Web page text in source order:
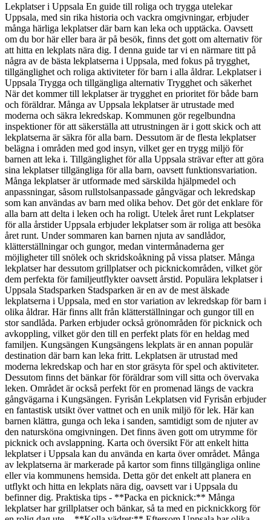
Lekplatser i Uppsala En guide till roliga och trygga utelekar
Uppsala, med sin rika historia och vackra omgivningar, erbjuder
många härliga lekplatser där barn kan leka och upptäcka. Oavsett
om du bor här eller bara är på besök, finns det gott om alternativ för
att hitta en lekplats nära dig. I denna guide tar vi en närmare titt på
några av de bästa lekplatserna i Uppsala, med fokus på trygghet,
tillgänglighet och roliga aktiviteter för barn i alla åldrar. Lekplatser i
Uppsala Trygga och tillgängliga alternativ Trygghet och säkerhet
När det kommer till lekplatser är trygghet en prioritet för både barn
och föräldrar. Många av Uppsala lekplatser är utrustade med
moderna och säkra lekredskap. Kommunen gör regelbundna
inspektioner för att säkerställa att utrustningen är i gott skick och att
lekplatserna är säkra för alla barn. Dessutom är de flesta lekplatser
belägna i områden med god insyn, vilket ger en trygg miljö för
barnen att leka i. Tillgänglighet för alla Uppsala strävar efter att göra
sina lekplatser tillgängliga för alla barn, oavsett funktionsvariation.
Många lekplatser är utformade med särskilda hjälpmedel och
anpassningar, såsom rullstolsanpassade gångvägar och lekredskap
som kan användas av barn med olika behov. Det gör det enklare för
alla barn att delta i leken och ha roligt. Utelek året runt Lekplatser
för alla årstider Uppsala erbjuder lekplatser som är roliga att besöka
året runt. Under sommaren kan barnen njuta av sandlådor,
klätterställningar och gungor, medan vintermånaderna ger
möjligheter till snölek och skridskoåkning på vissa platser. Många
lekplatser har dessutom grillplatser och picknickområden, vilket gör
dem perfekta för familjeutflykter oavsett årstid. Populära lekplatser i
Uppsala Stadsparken Stadsparken är en av de mest älskade
lekplatserna i Uppsala, med en stor variation av lekredskap för barn i
olika åldrar. Här finns allt från klätterställningar och gungor till en
stor sandlåda. Parken erbjuder också grönområden för picknick och
avkoppling, vilket gör den till en perfekt plats för en heldag med
familjen. Kungsängen Kungsängens lekplats är en annan populär
destination där barn kan leka fritt. Lekplatsen är utrustad med
moderna lekredskap och har en stor gräsyta för spel och aktiviteter.
Dessutom finns det bänkar för föräldrar som vill sitta och övervaka
leken. Området är också perfekt för en promenad längs de vackra
gångvägarna i Kungsängen. Fyrisån Lekplatsen vid Fyrisån erbjuder
en fantastisk utsikt över vattnet och en unik miljö för lek. Här kan
barnen klättra, gunga och leka i sanden, samtidigt som de njuter av
den natursköna omgivningen. Det finns även gott om utrymme för
picknick och avslappning. Karta och översikt För att enkelt hitta
lekplatser i Uppsala kan du använda en karta över området. Många
av lekplatserna är markerade på kartor som finns tillgängliga online
eller via kommunens hemsida. Detta gör det enkelt att planera en
utflykt och hitta en lekplats nära dig, oavsett var i Uppsala du
befinner dig. Praktiska tips - **Packa en picknick:** Många
lekplatser har grillplatser och bänkar, så ta med en picknickkorg för